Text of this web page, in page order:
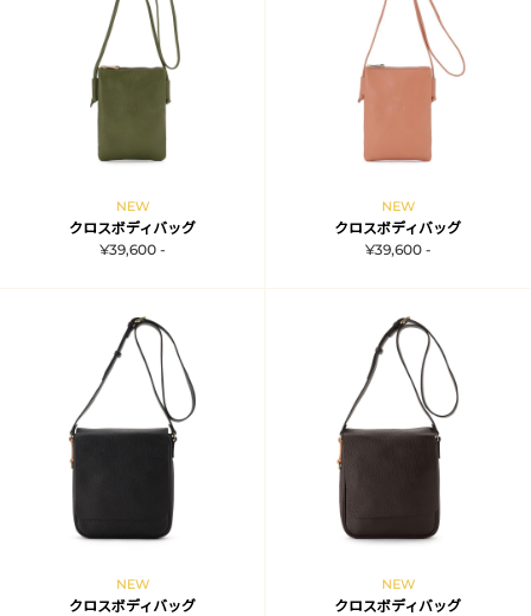
NEW
クロスボディバッグ
¥39,600 -
NEW
クロスボディバッグ
¥39,600 -
NEW
クロスボディバッグ
NEW
クロスボディバッグ